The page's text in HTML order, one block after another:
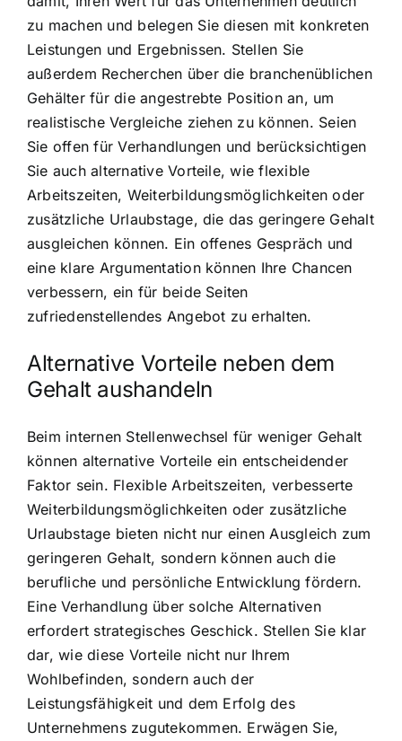
zu machen und belegen Sie diesen mit konkreten
Leistungen und Ergebnissen. Stellen Sie
außerdem Recherchen über die branchenüblichen
Gehälter für die angestrebte Position an, um
realistische Vergleiche ziehen zu können. Seien
Sie offen für Verhandlungen und berücksichtigen
Sie auch alternative Vorteile, wie flexible
Arbeitszeiten, Weiterbildungsmöglichkeiten oder
zusätzliche Urlaubstage, die das geringere Gehalt
ausgleichen können. Ein offenes Gespräch und
eine klare Argumentation können Ihre Chancen
verbessern, ein für beide Seiten
zufriedenstellendes Angebot zu erhalten.
Alternative Vorteile neben dem
Gehalt aushandeln
Beim internen Stellenwechsel für weniger Gehalt
können alternative Vorteile ein entscheidender
Faktor sein. Flexible Arbeitszeiten, verbesserte
Weiterbildungsmöglichkeiten oder zusätzliche
Urlaubstage bieten nicht nur einen Ausgleich zum
geringeren Gehalt, sondern können auch die
berufliche und persönliche Entwicklung fördern.
Eine Verhandlung über solche Alternativen
erfordert strategisches Geschick. Stellen Sie klar
dar, wie diese Vorteile nicht nur Ihrem
Wohlbefinden, sondern auch der
Leistungsfähigkeit und dem Erfolg des
Unternehmens zugutekommen. Erwägen Sie,